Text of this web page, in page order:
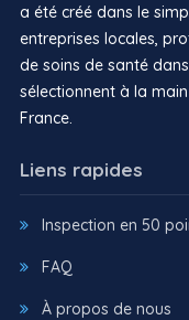
a été créé dans le
entreprises locales,
de soins de santé
sélectionnent à la
France.
Liens rapides
Inspection en 50
FAQ
À propos de nous